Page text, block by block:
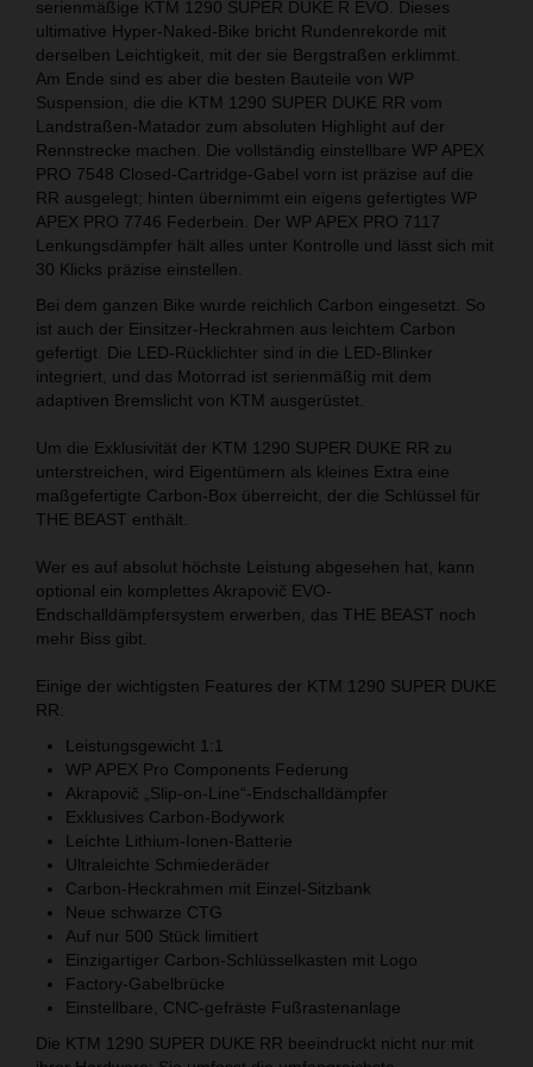
serienmäßige KTM 1290 SUPER DUKE R EVO. Dieses
ultimative Hyper-Naked-Bike bricht Rundenrekorde mit
derselben Leichtigkeit, mit der sie Bergstraßen erklimmt.
Am Ende sind es aber die besten Bauteile von WP
Suspension, die die KTM 1290 SUPER DUKE RR vom
Landstraßen-Matador zum absoluten Highlight auf der
Rennstrecke machen. Die vollständig einstellbare WP APEX
PRO 7548 Closed-Cartridge-Gabel vorn ist präzise auf die
RR ausgelegt; hinten übernimmt ein eigens gefertigtes WP
APEX PRO 7746 Federbein. Der WP APEX PRO 7117
Lenkungsdämpfer hält alles unter Kontrolle und lässt sich mit
30 Klicks präzise einstellen.
Bei dem ganzen Bike wurde reichlich Carbon eingesetzt. So
ist auch der Einsitzer-Heckrahmen aus leichtem Carbon
gefertigt. Die LED-Rücklichter sind in die LED-Blinker
integriert, und das Motorrad ist serienmäßig mit dem
adaptiven Bremslicht von KTM ausgerüstet.
Um die Exklusivität der KTM 1290 SUPER DUKE RR zu
unterstreichen, wird Eigentümern als kleines Extra eine
maßgefertigte Carbon-Box überreicht, der die Schlüssel für
THE BEAST enthält.
Wer es auf absolut höchste Leistung abgesehen hat, kann
optional ein komplettes Akrapovič EVO-
Endschalldämpfersystem erwerben, das THE BEAST noch
mehr Biss gibt.
Einige der wichtigsten Features der KTM 1290 SUPER DUKE
RR:
Leistungsgewicht 1:1
WP APEX Pro Components Federung
Akrapovič „Slip-on-Line“-Endschalldämpfer
Exklusives Carbon-Bodywork
Leichte Lithium-Ionen-Batterie
Ultraleichte Schmiederäder
Carbon-Heckrahmen mit Einzel-Sitzbank
Neue schwarze CTG
Auf nur 500 Stück limitiert
Einzigartiger Carbon-Schlüsselkasten mit Logo
Factory-Gabelbrücke
Einstellbare, CNC-gefräste Fußrastenanlage
Die KTM 1290 SUPER DUKE RR beeindruckt nicht nur mit